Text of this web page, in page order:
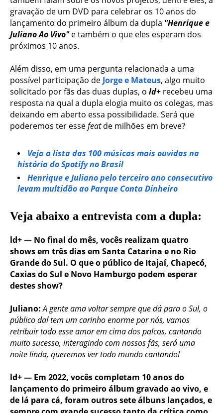
gravação de um DVD para celebrar os 10 anos do
lançamento do primeiro álbum da dupla "Henrique e
Juliano Ao Vivo"e também o que eles esperam dos
próximos 10 anos.
Além disso, em uma pergunta relacionada a uma
possível participação de Jorge e Mateus, algo muito
solicitado por fãs das duas duplas, o ld+ recebeu uma
resposta na qual a dupla elogia muito os colegas, mas
deixando em aberto essa possibilidade. Será que
poderemos ter essefeatde milhões em breve?
Veja a lista das 100 músicas mais ouvidas na
história do Spotify no Brasil
Henrique e Juliano pelo terceiro ano consecutivo
levam multidão ao Parque Conta Dinheiro
Veja abaixo a entrevista com a dupla:
ld+— No final do mês, vocês realizam quatro
shows em três dias em Santa Catarina e no Rio
Grande do Sul. O que o público de Itajaí, Chapecó,
Caxias do Sul e Novo Hamburgo podem esperar
destes show?
Juliano:A gente ama voltar sempre que dá para o Sul, o
público daí tem um carinho enorme por nós, vamos
retribuir todo esse amor em cima dos palcos, cantando
muito sucesso, interagindo com nossos fãs, será uma
noite linda, queremos ver todo mundo cantando!
ld+ — Em 2022, vocês completam 10 anos do
lançamento do primeiro álbum gravado ao vivo, e
de lá para cá, foram outros sete álbuns lançados, e